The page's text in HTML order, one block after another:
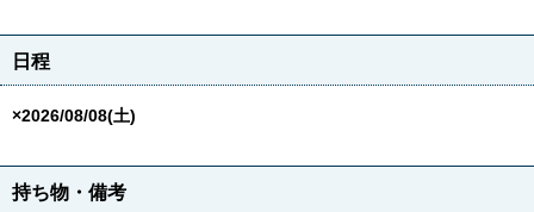
日程
×2026/08/08(土)
持ち物・備考